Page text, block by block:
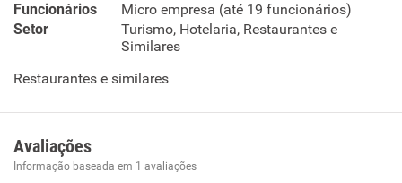
Funcionários
Micro empresa (até 19 funcionários)
Setor
Turismo, Hotelaria, Restaurantes e
Similares
Restaurantes e similares
Avaliações
Informação baseada em 1 avaliações